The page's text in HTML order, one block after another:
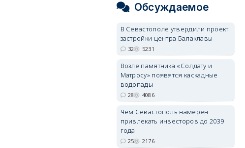
Обсуждаемое
В Севастополе утвердили проект
застройки центра Балаклавы
32 5231
Возле памятника «Солдату и
Матросу» появятся каскадные
водопады
28 4086
Чем Севастополь намерен
привлекать инвесторов до 2039
года
25 2176